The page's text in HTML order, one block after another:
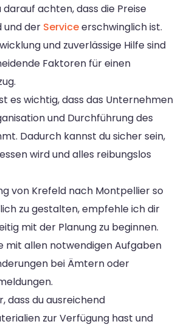
achten, dass die Preise
und der Serviceerschwinglich ist.
und zuverlässige Hilfe sind
Faktoren für einen
es wichtig, dass das Unternehmen
und Durchführung des
Dadurch kannst du sicher sein,
wird und alles reibungslos
von Krefeld nach Montpellier so
zu gestalten, empfehle ich dir
mit der Planung zu beginnen.
mit allen notwendigen Aufgaben
bei Ämtern oder
dass du ausreichend
zur Verfügung hast und